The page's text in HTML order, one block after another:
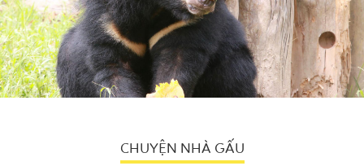
CHUYỆN NHÀ GẤU